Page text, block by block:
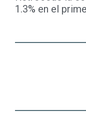
1.3% en el